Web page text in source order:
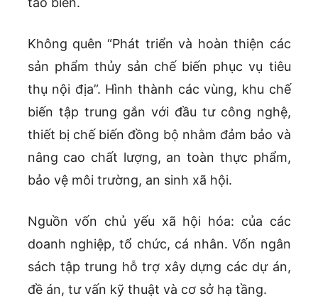
Không quên “Phát triển và hoàn thiện các
sản phẩm thủy sản chế biến phục vụ tiêu
thụ nội địa”. Hình thành các vùng, khu chế
biến tập trung gắn với đầu tư công nghệ,
thiết bị chế biến đồng bộ nhằm đảm bảo và
nâng cao chất lượng, an toàn thực phẩm,
bảo vệ môi trường, an sinh xã hội.
Nguồn vốn chủ yếu xã hội hóa: của các
doanh nghiệp, tổ chức, cá nhân. Vốn ngân
sách tập trung hỗ trợ xây dựng các dự án,
đề án, tư vấn kỹ thuật và cơ sở hạ tầng.